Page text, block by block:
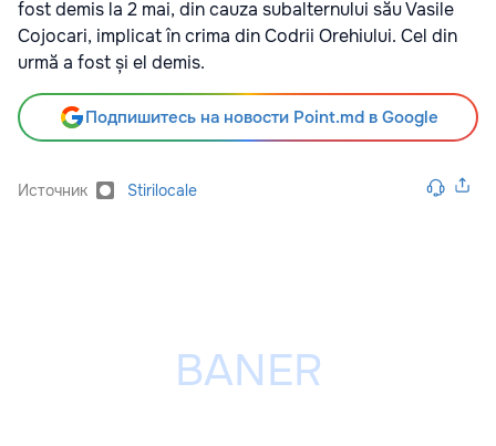
fost demis la 2 mai, din cauza subalternului său Vasile
Cojocari, implicat în crima din Codrii Orehiului. Cel din
urmă a fost și el demis.
Подпишитесь на новости Point.md в Google
Источник Stirilocale